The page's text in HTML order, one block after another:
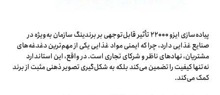
پیاده‌سازی ایزو ۲۲۰۰۰ تأثیر قابل‌توجهی بر برندینگ سازمان به‌ویژه در
صنایع غذایی دارد، چرا که ایمنی مواد غذایی یکی از مهم‌ترین دغدغه‌های
مشتریان، نهادهای ناظر و شرکای تجاری است. در واقع، این استاندارد
نه‌تنها کیفیت را تضمین می‌کند بلکه به شکل‌گیری تصویر ذهنی مثبت از برند
کمک می‌کند.